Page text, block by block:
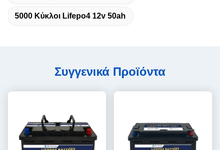
5000 Κύκλοι Lifepo4 12v 50ah
Συγγενικά Προϊόντα